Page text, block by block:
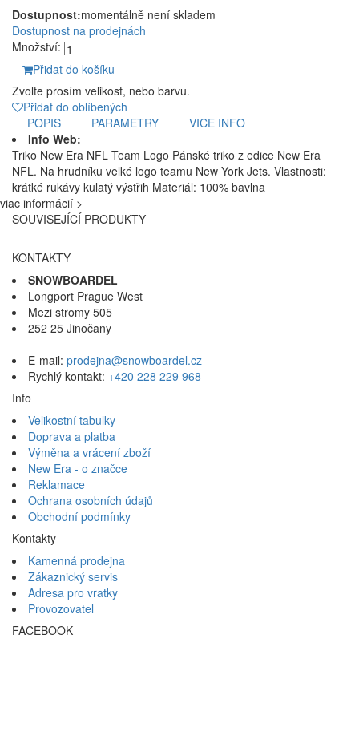
Dostupnost:momentálně není skladem
Dostupnost na prodejnách
Množství:
Přidat do košíku
Zvolte prosím velikost, nebo barvu.
Přidat do oblíbených
POPIS
PARAMETRY
VICE INFO
Info Web:
Triko New Era NFL Team Logo Pánské triko z edice New Era
NFL. Na hrudníku velké logo teamu New York Jets. Vlastnosti:
krátké rukávy kulatý výstřih Materiál: 100% bavlna
viac informácií >
SOUVISEJÍCÍ PRODUKTY
KONTAKTY
SNOWBOARDEL
Longport Prague West
Mezi stromy 505
252 25 Jinočany
E-mail: prodejna@snowboardel.cz
Rychlý kontakt: +420 228 229 968
Info
Velikostní tabulky
Doprava a platba
Výměna a vrácení zboží
New Era - o značce
Reklamace
Ochrana osobních údajů
Obchodní podmínky
Kontakty
Kamenná prodejna
Zákaznický servis
Adresa pro vratky
Provozovatel
FACEBOOK